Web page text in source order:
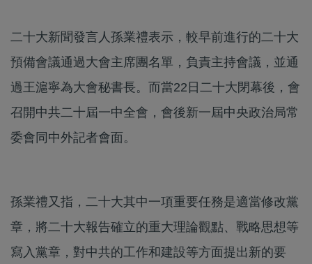
二十大新聞發言人孫業禮表示，較早前進行的二十大
預備會議通過大會主席團名單，負責主持會議，並通
過王滬寧為大會秘書長。而當22日二十大閉幕後，會
召開中共二十屆一中全會，會後新一屆中央政治局常
委會同中外記者會面。
孫業禮又指，二十大其中一項重要任務是適當修改黨
章，將二十大報告確立的重大理論觀點、戰略思想等
寫入黨章，對中共的工作和建設等方面提出新的要